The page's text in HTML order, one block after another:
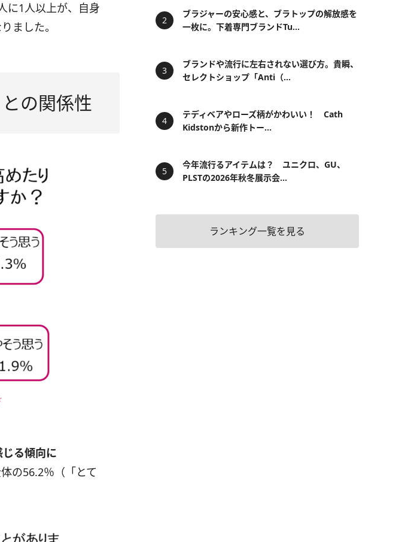
に1人以上が、自身
ました。
の関係性
る傾向に
の56.2％（「とて
ブラジャーの安心感と、ブラトップの解放感を
一枚に。下着専門ブランドTu...
ブランドや流行に左右されない選び方。貴瞬、
セレクトショップ「Anti（...
テディベアやローズ柄がかわいい！ Cath
Kidstonから新作トー...
今年流行るアイテムは？ ユニクロ、GU、
PLSTの2026年秋冬展示会...
ランキング一覧を見る